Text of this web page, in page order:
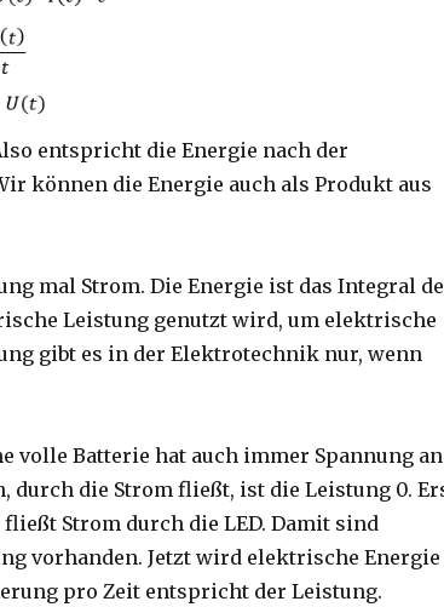
entspricht die Energie nach der
können die Energie auch als Produkt aus
mal Strom. Die Energie ist das Integral
Leistung genutzt wird, um elektrische
gibt es in der Elektrotechnik nur, wenn
volle Batterie hat auch immer Spannung an
durch die Strom fließt, ist die Leistung 0.
Strom durch die LED. Damit sind
vorhanden. Jetzt wird elektrische Energie
pro Zeit entspricht der Leistung.